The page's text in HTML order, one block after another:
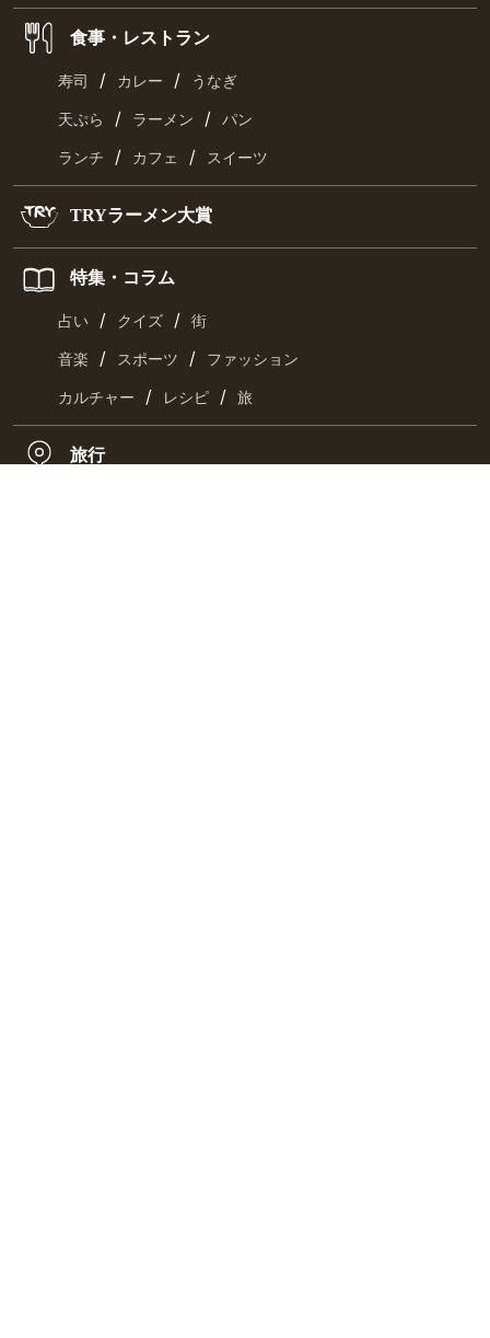
食事・レストラン
寿司 / カレー / うなぎ
天ぷら / ラーメン / パン
ランチ / カフェ / スイーツ
TRYラーメン大賞
特集・コラム
占い / クイズ / 街
音楽 / スポーツ / ファッション
カルチャー / レシピ / 旅
旅行